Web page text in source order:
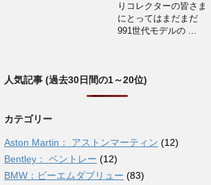
りコレクターの皆さま
にとってはまだまだ
991世代モデルの ...
人気記事 (過去30日間の1～20位)
カテゴリー
Aston Martin： アストンマーティン (12)
Bentley： ベントレー (12)
BMW：ビーエムダブリュー (83)